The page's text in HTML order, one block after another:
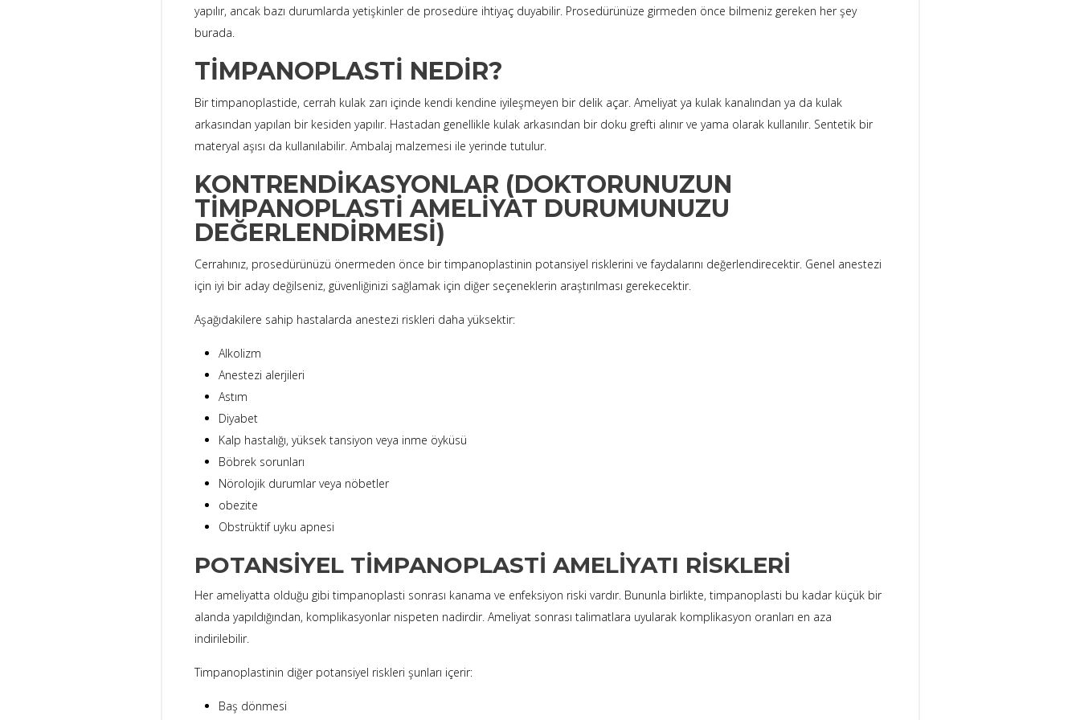
yapılır, ancak bazı durumlarda yetişkinler de prosedüre ihtiyaç duyabilir. Prosedürünüze girmeden önce bilmeniz gereken her şey
burada.
TIMPANOPLASTI NEDIR?
Bir timpanoplastide, cerrah kulak zarı içinde kendi kendine iyileşmeyen bir delik açar. Ameliyat ya kulak kanalından ya da kulak
arkasından yapılan bir kesiden yapılır. Hastadan genellikle kulak arkasından bir doku grefti alınır ve yama olarak kullanılır. Sentetik bir
materyal aşısı da kullanılabilir. Ambalaj malzemesi ile yerinde tutulur.
KONTRENDIKASYONLAR (DOKTORUNUZUN
TIMPANOPLASTI AMELIYAT DURUMUNUZU
DEĞERLENDIRMESI)
Cerrahınız, prosedürünüzü önermeden önce bir timpanoplastinin potansiyel risklerini ve faydalarını değerlendirecektir. Genel anestezi
için iyi bir aday değilseniz, güvenliğinizi sağlamak için diğer seçeneklerin araştırılması gerekecektir.
Aşağıdakilere sahip hastalarda anestezi riskleri daha yüksektir:
Alkolizm
Anestezi alerjileri
Astım
Diyabet
Kalp hastalığı, yüksek tansiyon veya inme öyküsü
Böbrek sorunları
Nörolojik durumlar veya nöbetler
obezite
Obstrüktif uyku apnesi
POTANSIYEL TIMPANOPLASTI AMELIYATI RISKLERI
Her ameliyatta olduğu gibi timpanoplasti sonrası kanama ve enfeksiyon riski vardır. Bununla birlikte, timpanoplasti bu kadar küçük bir
alanda yapıldığından, komplikasyonlar nispeten nadirdir. Ameliyat sonrası talimatlara uyularak komplikasyon oranları en aza
indirilebilir.
Timpanoplastinin diğer potansiyel riskleri şunları içerir:
Baş dönmesi